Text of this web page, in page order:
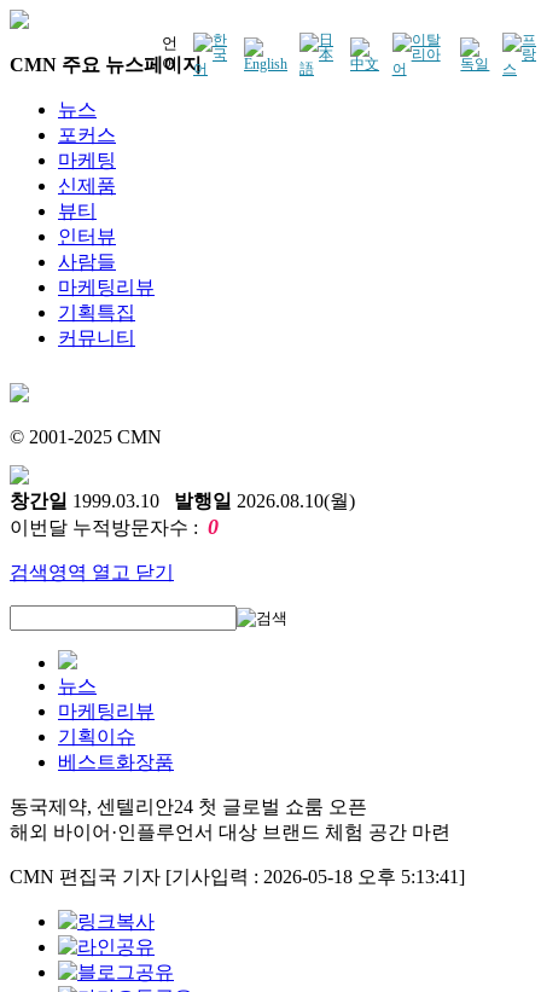
언
어
CMN 주요 뉴스페이지
뉴스
포커스
마케팅
신제품
뷰티
인터뷰
사람들
마케팅리뷰
기획특집
커뮤니티
© 2001-2025 CMN
창간일 1999.03.10 발행일 2026.08.10(월)
이번달 누적방문자수 : 0
검색영역 열고 닫기
뉴스
마케팅리뷰
기획이슈
베스트화장품
동국제약, 센텔리안24 첫 글로벌 쇼룸 오픈
해외 바이어·인플루언서 대상 브랜드 체험 공간 마련
CMN 편집국 기자 [기사입력 : 2026-05-18 오후 5:13:41]